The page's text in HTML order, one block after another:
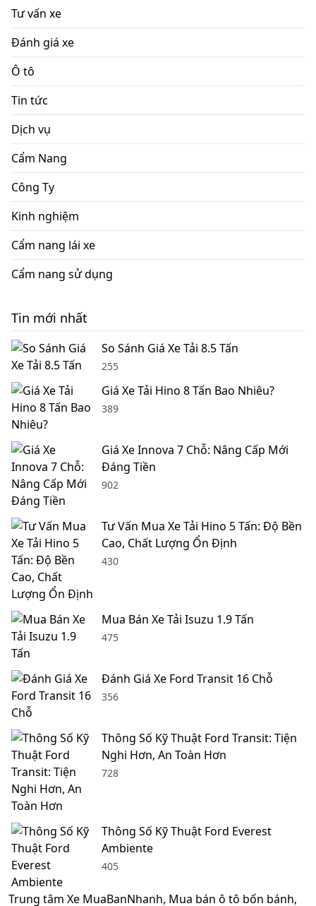
Tư vấn xe
Đánh giá xe
Ô tô
Tin tức
Dịch vụ
Cẩm Nang
Công Ty
Kinh nghiệm
Cẩm nang lái xe
Cẩm nang sử dụng
Tin mới nhất
So Sánh Giá Xe Tải 8.5 Tấn
255
Giá Xe Tải Hino 8 Tấn Bao Nhiêu?
389
Giá Xe Innova 7 Chỗ: Nâng Cấp Mới
Đáng Tiền
902
Tư Vấn Mua Xe Tải Hino 5 Tấn: Độ Bền
Cao, Chất Lượng Ổn Định
430
Mua Bán Xe Tải Isuzu 1.9 Tấn
475
Đánh Giá Xe Ford Transit 16 Chỗ
356
Thông Số Kỹ Thuật Ford Transit: Tiện
Nghi Hơn, An Toàn Hơn
728
Thông Số Kỹ Thuật Ford Everest
Ambiente
405
Trung tâm Xe MuaBanNhanh, Mua bán ô tô bốn bánh,